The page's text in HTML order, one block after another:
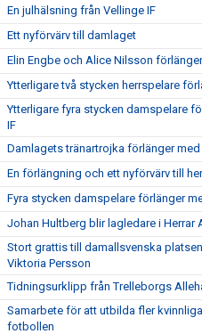
En julhälsning från Vellinge IF
Ett nyförvärv till damlaget
Elin Engbe och Alice Nilsson
Ytterligare två stycken herrspelare
Ytterligare fyra stycken damspelare
IF
Damlagets tränartrojka förlänger med
En förlängning och ett nyförvärv till
Fyra stycken damspelare förlänger
Johan Hultberg blir lagledare i Herrar
Stort grattis till damallsvenska
Viktoria Persson
Tidningsurklipp från Trelleborgs
Samarbete för att utbilda fler
fotbollen